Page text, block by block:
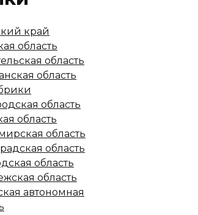
край
область
область
область
область
область
область
область
область
область
автономная